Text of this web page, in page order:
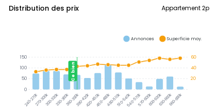
Distribution des prix Appartement 2p
240-270k270-300k300-330k330-360k360-390k390-420k420-450k450-480k480-510k510-540k540-570k570-600k600-630k630-660k660-690k
Ce bien
60
40
20
150
100
50
0
Annonces Superficie moy.